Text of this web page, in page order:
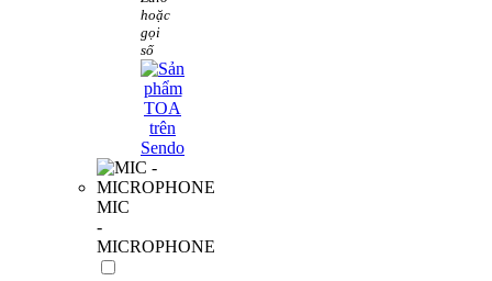
hoặc
gọi
số
MIC
-
MICROPHONE